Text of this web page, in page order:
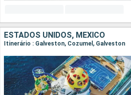
ESTADOS UNIDOS, MÉXICO
Itinerário : Galveston, Cozumel, Galveston